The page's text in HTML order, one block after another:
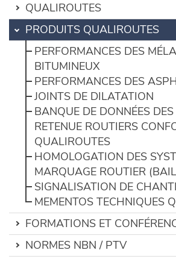
QUALIROUTES
PRODUITS QUALIROUTES
PERFORMANCES DES
BITUMINEUX
PERFORMANCES DES
JOINTS DE DILATATION
BANQUE DE DONNÉES
RETENUE ROUTIERS
QUALIROUTES
HOMOLOGATION DES
MARQUAGE ROUTIER
SIGNALISATION DE
MEMENTOS TECHNIQUES
FORMATIONS ET
NORMES NBN / PTV